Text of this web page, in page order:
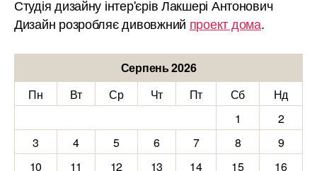
Студія дизайну інтер'єрів Лакшері Антонович
Дизайн розробляє дивовжний проект дома.
Серпень 2026
Пн
Вт Ср Чт Пт Сб
Нд
1
2
3
4 5 6 7 8
9
10
11 12 13 14 15 16